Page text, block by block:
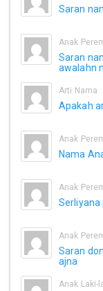
Saran
Anak
Saran
awalahn
Arti Nama
Apakah
Anak
Nama
Anak
Anak
Saran
ajna
Anak Laki-